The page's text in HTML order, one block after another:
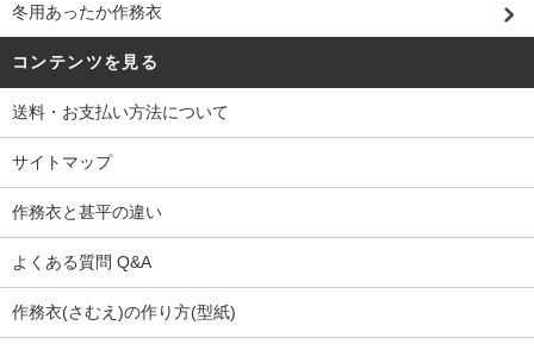
冬用あったか作務衣
コンテンツを見る
送料・お支払い方法について
サイトマップ
作務衣と甚平の違い
よくある質問 Q&A
作務衣(さむえ)の作り方(型紙)